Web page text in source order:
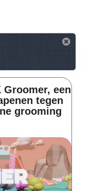
een
tegen
grooming